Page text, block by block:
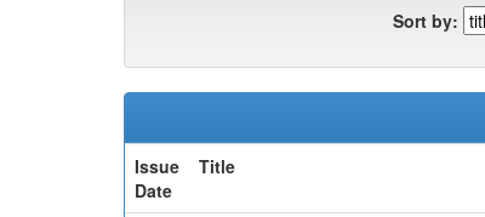
Sort by:
Issue
Date
Title